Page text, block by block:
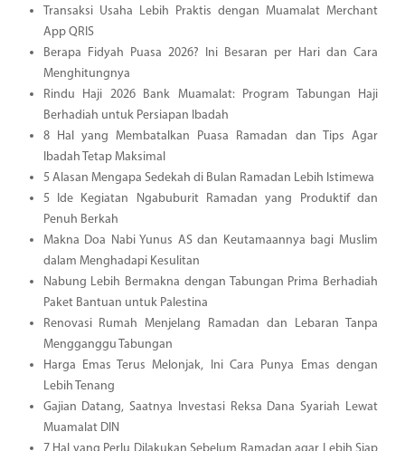
Transaksi Usaha Lebih Praktis dengan Muamalat Merchant
App QRIS
Berapa Fidyah Puasa 2026? Ini Besaran per Hari dan Cara
Menghitungnya
Rindu Haji 2026 Bank Muamalat: Program Tabungan Haji
Berhadiah untuk Persiapan Ibadah
8 Hal yang Membatalkan Puasa Ramadan dan Tips Agar
Ibadah Tetap Maksimal
5 Alasan Mengapa Sedekah di Bulan Ramadan Lebih Istimewa
5 Ide Kegiatan Ngabuburit Ramadan yang Produktif dan
Penuh Berkah
Makna Doa Nabi Yunus AS dan Keutamaannya bagi Muslim
dalam Menghadapi Kesulitan
Nabung Lebih Bermakna dengan Tabungan Prima Berhadiah
Paket Bantuan untuk Palestina
Renovasi Rumah Menjelang Ramadan dan Lebaran Tanpa
Mengganggu Tabungan
Harga Emas Terus Melonjak, Ini Cara Punya Emas dengan
Lebih Tenang
Gajian Datang, Saatnya Investasi Reksa Dana Syariah Lewat
Muamalat DIN